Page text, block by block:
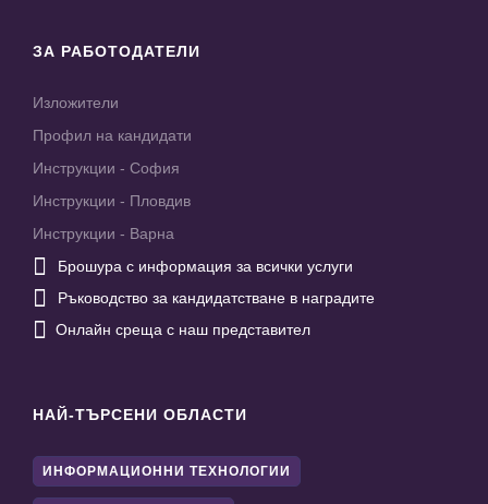
ЗА РАБОТОДАТЕЛИ
Изложители
Профил на кандидати
Инструкции - София
Инструкции - Пловдив
Инструкции - Варна
 Брошура с информация за всички услуги
 Ръководство за кандидатстване в наградите
 Онлайн среща с наш представител
НАЙ-ТЪРСЕНИ ОБЛАСТИ
ИНФОРМАЦИОННИ ТЕХНОЛОГИИ